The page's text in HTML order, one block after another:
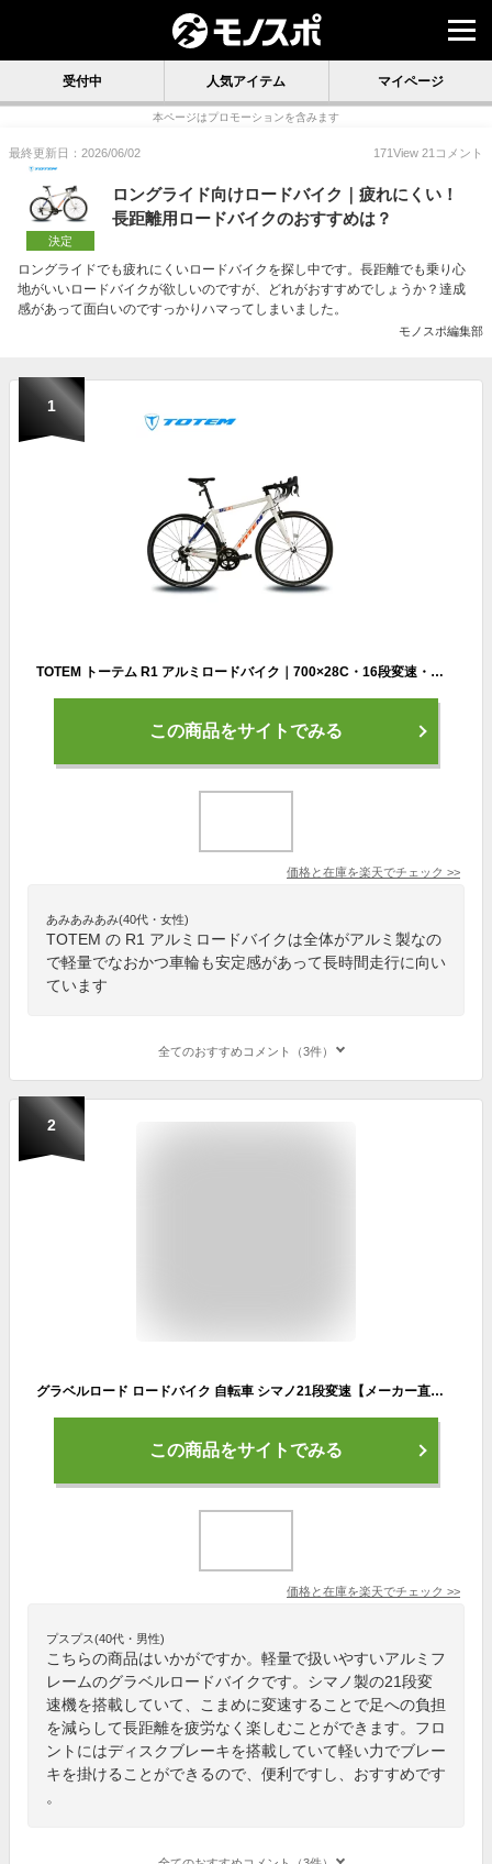
受付中 人気アイテム マイページ
本ページはプロモーションを含みます
最終更新日：2026/06/02 171View 21 コメント
決定
ロングライド向けロードバイク｜疲れにくい！
長距離用ロードバイクのおすすめは？
ロングライドでも疲れにくいロードバイクを探し中です。長距離でも乗り心
地がいいロードバイクが欲しいのですが、どれがおすすめでしょうか？達成
感があって面白いのですっかりハマってしまいました。
モノスポ編集部
1
TOTEM トーテム R1 アルミロードバイク｜700×28C・16段変速・軽量モデル（2×8速）
この商品をサイトでみる
価格と在庫を楽天でチェック >>
あみあみあみ(40代・女性)
TOTEM の R1 アルミロードバイクは全体がアルミ製なの
で軽量でなおかつ車輪も安定感があって長時間走行に向い
ています
全てのおすすめコメント（3件）
2
グラベルロード ロードバイク 自転車 シマノ21段変速【メーカー直営店】27インチ相当 700C 700×28C 軽量 アルミフレーム フロントディスクブレーキ カノーバー ネロ CANOVER CAR-014-DC
この商品をサイトでみる
価格と在庫を楽天でチェック >>
プスプス(40代・男性)
こちらの商品はいかがですか。軽量で扱いやすいアルミフ
レームのグラベルロードバイクです。シマノ製の21段変
速機を搭載していて、こまめに変速することで足への負担
を減らして長距離を疲労なく楽しむことができます。フロ
ントにはディスクブレーキを搭載していて軽い力でブレー
キを掛けることができるので、便利ですし、おすすめです
。